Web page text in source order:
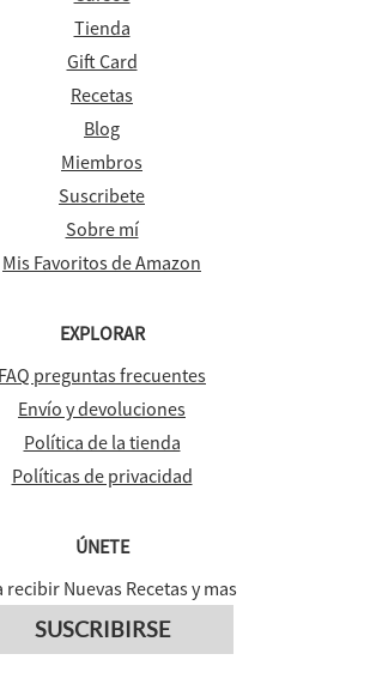
Tienda
Gift Card
Recetas
Blog
Miembros
Suscribete
Sobre mí
Mis Favoritos de Amazon
EXPLORAR
FAQ preguntas frecuentes
Envío y devoluciones
Política de la tienda
Políticas de privacidad
ÚNETE
recibir Nuevas Recetas y mas
SUSCRIBIRSE